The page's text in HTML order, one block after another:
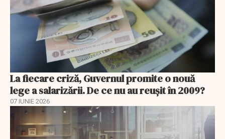
La fiecare criză, Guvernul promite o nouă
lege a salarizării. De ce nu au reușit în 2009?
07 IUNIE 2026